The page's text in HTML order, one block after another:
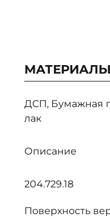
МАТЕРИАЛЫ
ДСП, Бумажная
лак
Описание
204.729.18
Поверхность